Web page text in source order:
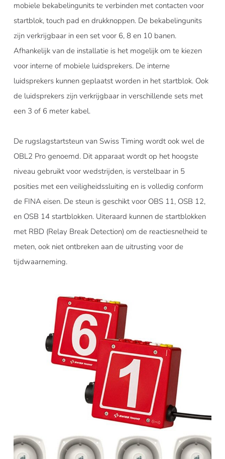
mobiele bekabelingunits te verbinden met contacten voor
startblok, touch pad en drukknoppen. De bekabelingunits
zijn verkrijgbaar in een set voor 6, 8 en 10 banen.
Afhankelijk van de installatie is het mogelijk om te kiezen
voor interne of mobiele luidsprekers. De interne
luidsprekers kunnen geplaatst worden in het startblok. Ook
de luidsprekers zijn verkrijgbaar in verschillende sets met
een 3 of 6 meter kabel.
De rugslagstartsteun van Swiss Timing wordt ook wel de
OBL2 Pro genoemd. Dit apparaat wordt op het hoogste
niveau gebruikt voor wedstrijden, is verstelbaar in 5
posities met een veiligheidssluiting en is volledig conform
de FINA eisen. De steun is geschikt voor OBS 11, OSB 12,
en OSB 14 startblokken. Uiteraard kunnen de startblokken
met RBD (Relay Break Detection) om de reactiesnelheid te
meten, ook niet ontbreken aan de uitrusting voor de
tijdwaarneming.